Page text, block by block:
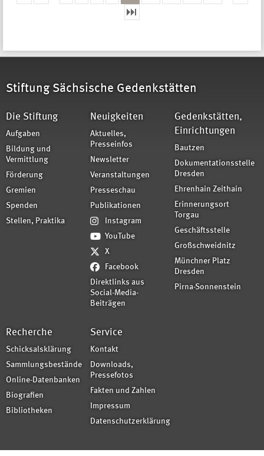
Stiftung Sächsische Gedenkstätten
Die Stiftung
Aufgaben
Bildung und
Vermittlung
Förderung
Gremien
Spenden
Stellen, Praktika
Neuigkeiten
Aktuelles,
Presseinfos
Newsletter
Veranstaltungen
Presseschau
Publikationen
Instagram
YouTube
X
Facebook
Direktlinks aus
Social-Media-
Beiträgen
Gedenkstätten,
Einrichtungen
Bautzen
Dokumentationsstelle
Dresden
Ehrenhain Zeithain
Erinnerungsort
Torgau
Geschäftsstelle
Großschweidnitz
Münchner Platz
Dresden
Pirna-Sonnenstein
Recherche
Schicksalsklärung
Sammlungsbestände
Online-Datenbanken
Biografien
Bibliotheken
Service
Kontakt
Downloads,
Pressefotos
Fakten und Zahlen
Impressum
Datenschutzerklärung